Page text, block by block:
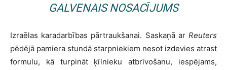
GALVENAIS NOSACĪJUMS
Izraēlas karadarbības pārtraukšanai. Saskaņā ar Reuters
pēdējā pamiera stundā starpniekiem nesot izdevies atrast
formulu, kā turpināt ķīlnieku atbrīvošanu, iespējams,